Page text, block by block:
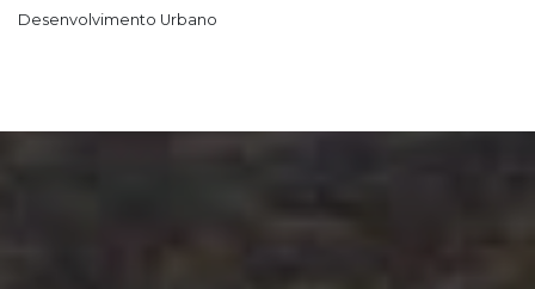
Desenvolvimento Urbano